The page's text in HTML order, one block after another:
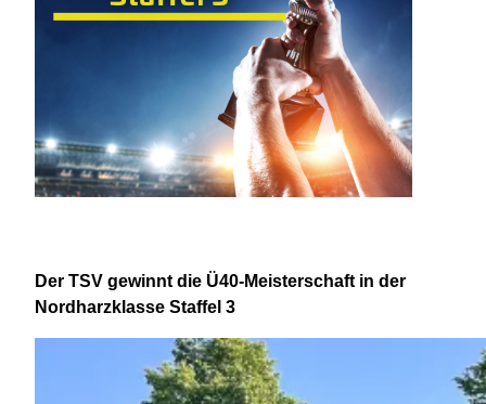
Der TSV gewinnt die Ü40-Meisterschaft in der
Nordharzklasse Staffel 3